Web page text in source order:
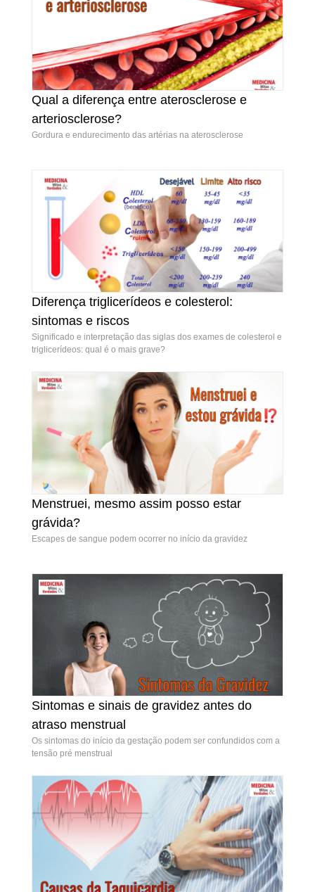
Qual a diferença entre aterosclerose e
arteriosclerose?
Qual a diferença entre aterosclerose e
arteriosclerose?
Gordura e endurecimento das artérias na aterosclerose
Diferença triglicerídeos e colesterol: sintomas e
riscos
Diferença triglicerídeos e colesterol:
sintomas e riscos
Significado e interpretação das siglas dos exames de colesterol e
triglicerídeos: qual é o mais grave?
Menstruei, mesmo assim posso estar grávida?
Menstruei, mesmo assim posso estar
grávida?
Escapes de sangue podem ocorrer no início da gravidez
Sintomas e sinais de gravidez antes do atraso
menstrual
Sintomas e sinais de gravidez antes do
atraso menstrual
Os sintomas do início da gestação podem ser confundidos com a
tensão pré menstrual